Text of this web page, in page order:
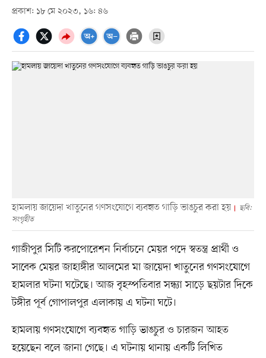
প্রকাশ: ১৮ মে ২০২৩, ১৬: ৪৬
হামলায় জায়েদা খাতুনের গণসংযোগে ব্যবহৃত গাড়ি ভাঙচুর করা হয়
ছবি:
সংগৃহীত
গাজীপুর সিটি করপোরেশন নির্বাচনে মেয়র পদে স্বতন্ত্র প্রার্থী ও
সাবেক মেয়র জাহাঙ্গীর আলমের মা জায়েদা খাতুনের গণসংযোগে
হামলার ঘটনা ঘটেছে। আজ বৃহস্পতিবার সন্ধ্যা সাড়ে ছয়টার দিকে
টঙ্গীর পূর্ব গোপালপুর এলাকায় এ ঘটনা ঘটে।
হামলায় গণসংযোগে ব্যবহৃত গাড়ি ভাঙচুর ও চারজন আহত
হয়েছেন বলে জানা গেছে। এ ঘটনায় থানায় একটি লিখিত